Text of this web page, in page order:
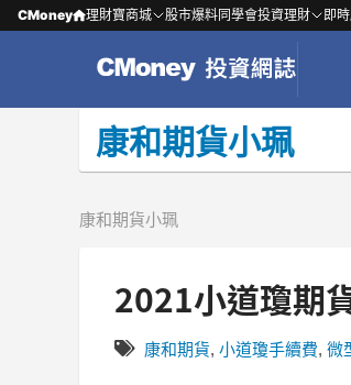
CMoney 理財寶商城 股市爆料同學會投資理財 即
康和期貨小珮
康和期貨小珮
2021小道瓊期
康和期貨, 小道瓊手續費, 微